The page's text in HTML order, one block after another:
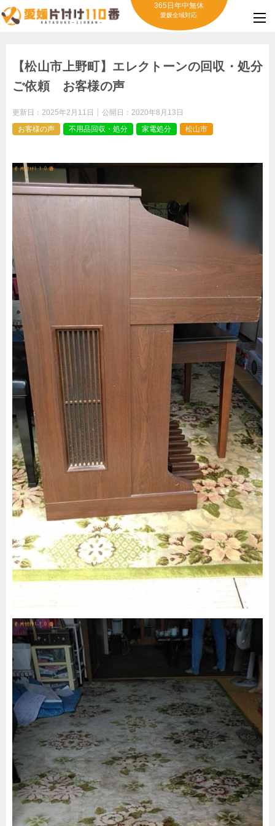
365日年中無休
愛媛全域対応
【松山市上野町】エレクトーンの回収・処分
ご依頼 お客様の声
更新日： 2025年2月11日 公開日： 2020年8月13日
お客様の声
不用品回収・処分 家電処分 松山市